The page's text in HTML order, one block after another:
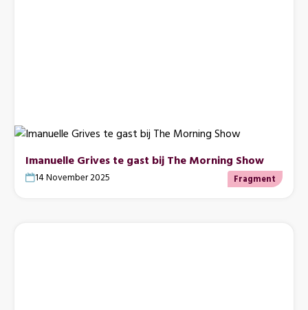
Imanuelle Grives te gast bij The Morning Show
14 November 2025 Fragment